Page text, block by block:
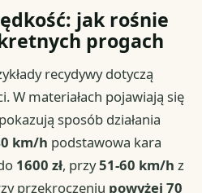
jak rośnie
progach
recydywy dotyczą
W materiałach pojawiają się
sposób działania
km/h podstawowa kara
1600 zł, przy51-60 km/h z
przekroczeniu powyżej 70